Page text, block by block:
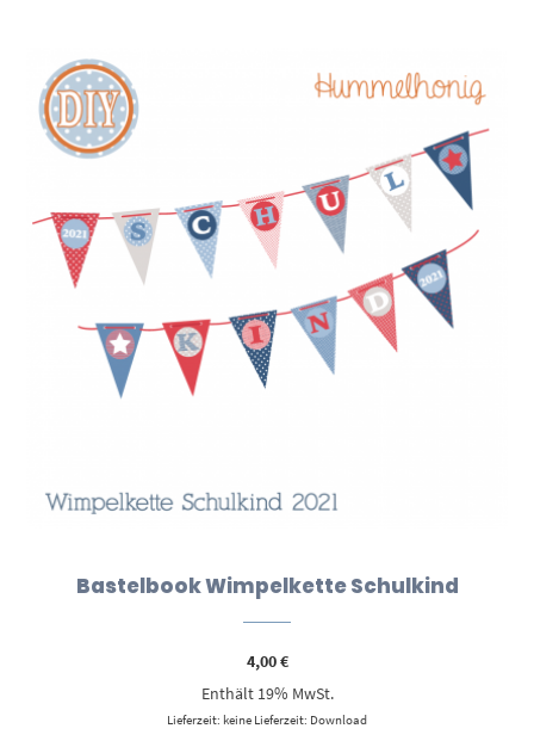
Bastelbook Wimpelkette Schulkind
4,00€
Enthält 19% MwSt.
Lieferzeit: keine Lieferzeit: Download